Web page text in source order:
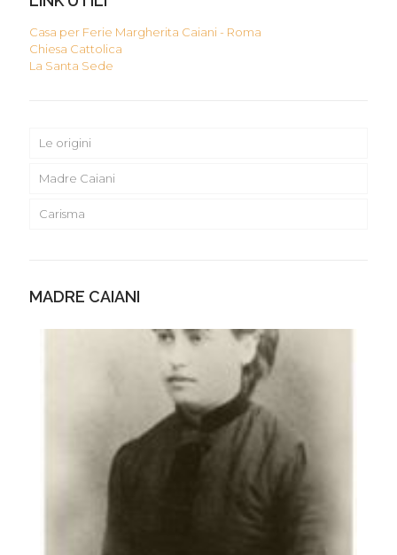
Casa per Ferie Margherita Caiani - Roma
Chiesa Cattolica
La Santa Sede
Le origini
Madre Caiani
Carisma
MADRE CAIANI